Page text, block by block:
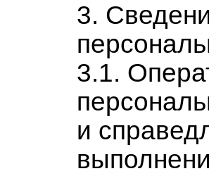
3.
3.1.
и